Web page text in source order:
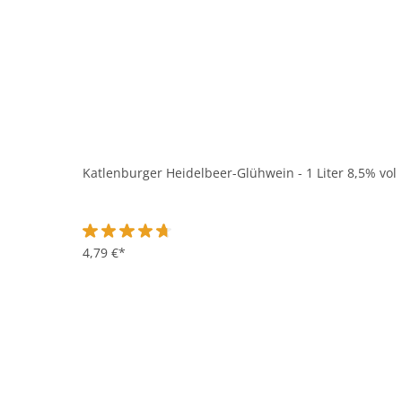
Katlenburger Heidelbeer-Glühwein - 1 Liter 8,5% vol
Durchschnittliche Bewertung von 4.8 von 5 Sternen
4,79 €*